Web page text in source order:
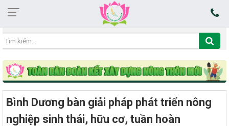
18:16:34 07/08/2026
Bình Dương bàn giải pháp phát triển nông
nghiệp sinh thái, hữu cơ, tuần hoàn